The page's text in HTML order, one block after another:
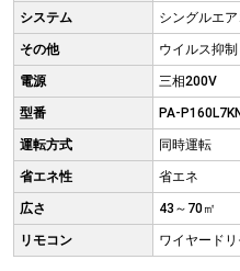
システム シングルエア
その他 ウイルス抑
電源 三相200V
型番 PA-
運転方式 同時運転
省エネ性 省エネ
広さ 43～70㎡
リモコン ワイヤード